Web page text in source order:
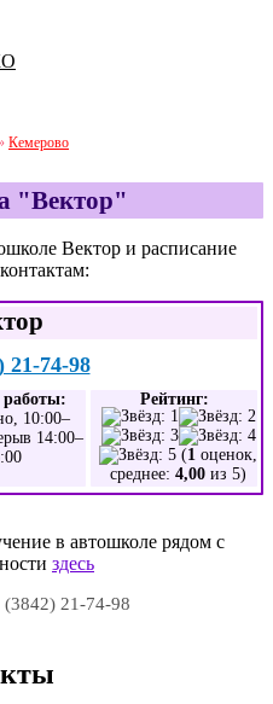
Кемерово
"Вектор"
Вектор и расписание
21-74-98
10:00–
14:00–
Рейтинг:
(1 оценок,
среднее: 4,00 из 5)
в автошколе рядом с
здесь
(3842) 21-74-98